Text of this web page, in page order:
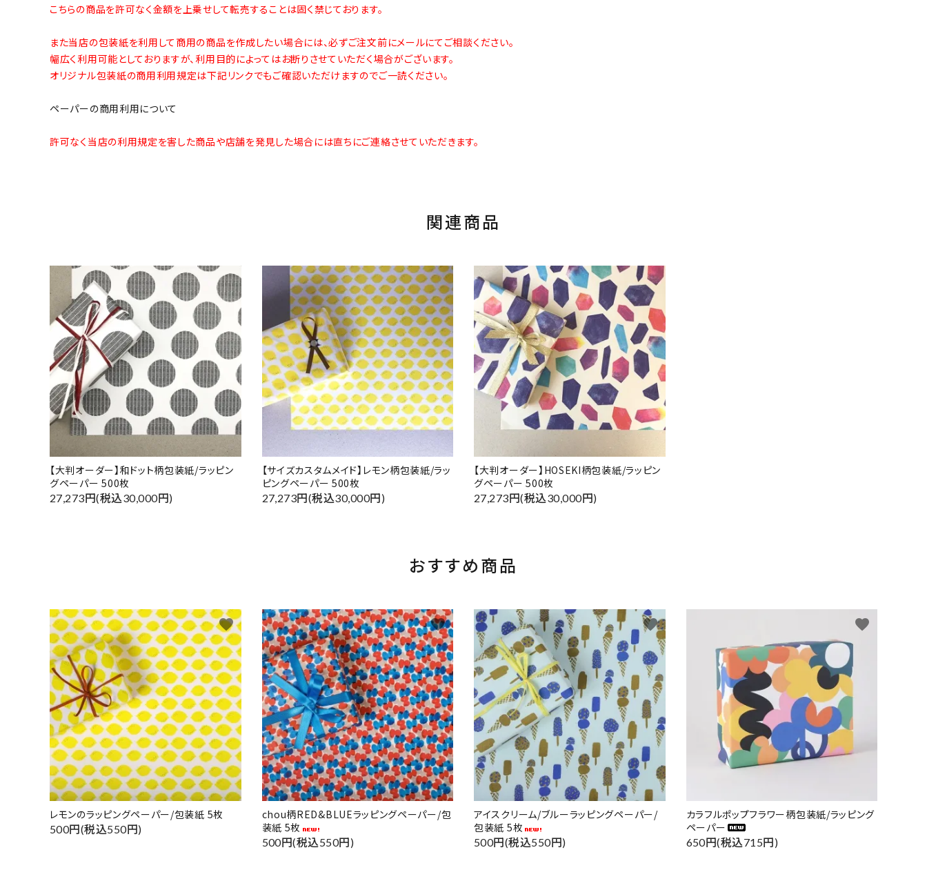
こちらの商品を許可なく金額を上乗せして転売することは固く禁じております。
また当店の包装紙を利用して商用の商品を作成したい場合には、必ずご注文前にメールにてご相談ください。
幅広く利用可能としておりますが、利用目的によってはお断りさせていただく場合がございます。
オリジナル包装紙の商用利用規定は下記リンクでもご確認いただけますのでご一読ください。
ペーパーの商用利用について
許可なく当店の利用規定を害した商品や店舗を発見した場合には直ちにご連絡させていただきます。
関連商品
【大判オーダー】和ドット柄包装紙/ラッピン
グペーパー 500枚
27,273円(税込30,000円)
【サイズカスタムメイド】レモン柄包装紙/ラッ
ピングペーパー 500枚
27,273円(税込30,000円)
【大判オーダー】HOSEKI柄包装紙/ラッピン
グペーパー 500枚
27,273円(税込30,000円)
おすすめ商品
レモンのラッピングペーパー/包装紙 5枚
500円(税込550円)
favorite
chou柄RED&BLUEラッピングペーパー/包
装紙 5枚
500円(税込550円)
favorite
アイスクリーム/ブルーラッピングペーパー/
包装紙 5枚
500円(税込550円)
favorite
カラフルポップフラワー柄包装紙/ラッピング
ペーパー
650円(税込715円)
favorite